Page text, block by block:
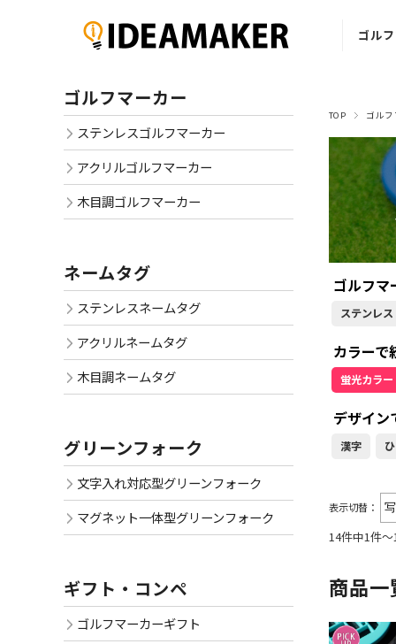
ゴル
ア
ゴル
ゴル
TOP ゴルフ
ゴルフマ
ステンレス
カラーで
蛍光カラー
デザイン
漢字
表示切替：
14件中1件
商品一
ゴルフマーカー
ステンレスゴルフマーカー
アクリルゴルフマーカー
木目調ゴルフマーカー
ネームタグ
ステンレスネームタグ
アクリルネームタグ
木目調ネームタグ
グリーンフォーク
文字入れ対応型グリーンフォーク
マグネット一体型グリーンフォーク
ギフト・コンペ
ゴルフマーカーギフト